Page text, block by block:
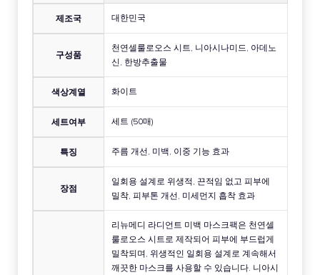
제조국 대한민국
구성품
천연셀룰로오스 시트, 니아시나미드, 아데노
신, 한방추출물
색상계열 화이트
세트여부 세트 (50매)
특징 주름 개선, 미백, 이중 기능 효과
장점
일회용 설계로 위생적, 끈적임 없고 피부에
밀착, 피부톤 개선, 미세먼지 흡착 효과
리뉴메디 라디언트 미백 마스크팩은 천연셀
룰로오스 시트로 제작되어 피부에 부드럽게
밀착되며, 위생적인 일회용 설계로 계속해서
깨끗한 마스크를 사용할 수 있습니다. 니아시